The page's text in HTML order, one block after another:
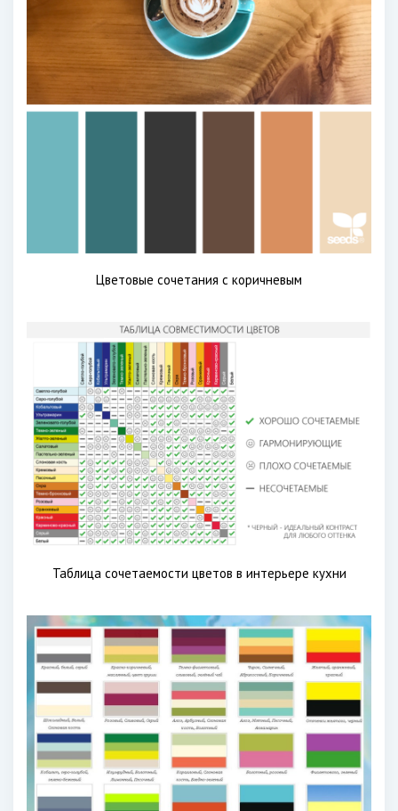
Цветовые сочетания с коричневым
Таблица сочетаемости цветов в интерьере кухни